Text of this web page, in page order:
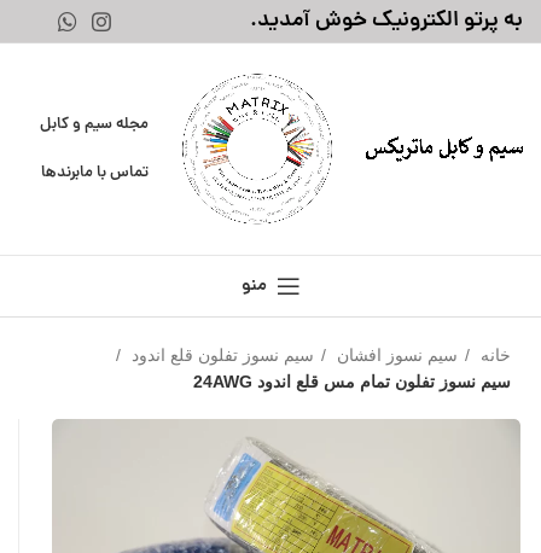
به پرتو الکترونیک خوش آمدید.
مجله سیم و کابل
تماس با مابرندها
منو
خانه سیم نسوز افشان
سیم نسوز تفلون قلع اندود
سیم نسوز تفلون تمام مس قلع اندود 24AWG